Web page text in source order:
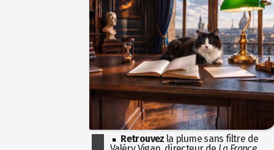
Retrouvez la plume sans filtre de